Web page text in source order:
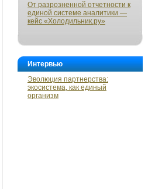
От разрозненной отчетности к
единой системе аналитики —
кейс «Холодильник.ру»
Интервью
Эволюция партнерства:
экосистема, как единый
организм